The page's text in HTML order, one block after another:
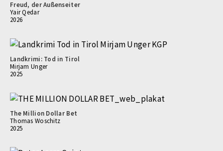
Freud, der Außenseiter
Yair Qedar
2026
Landkrimi: Tod in Tirol
Mirjam Unger
2025
The Million Dollar Bet
Thomas Woschitz
2025